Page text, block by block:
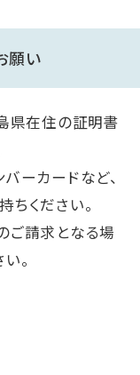
願い
県在住の証明書
ーカードなど、
ください。
ご請求となる場
。